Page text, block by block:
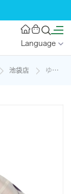
Language
池袋店 ゆかた[168-178cm](生成り地・風神、雷神)の着物レンタル